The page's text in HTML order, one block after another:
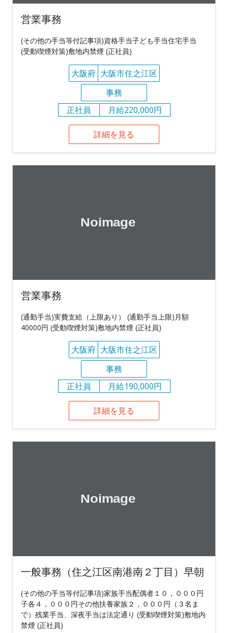
営業事務
(その他の手当等付記事項)資格手当子ども手当住宅手当
(受動喫煙対策)敷地内禁煙 (正社員)
大阪府 大阪市住之江区
事務
正社員
月給220,000円
詳細を見る
営業事務
(通勤手当)実費支給（上限あり） (通勤手当上限)月額
40000円 (受動喫煙対策)敷地内禁煙 (正社員)
大阪府 大阪市住之江区
事務
正社員
月給190,000円
詳細を見る
一般事務（住之江区南港南２丁目）早朝
(その他の手当等付記事項)家族手当配偶者１０，０００円
子各４，０００円その他扶養家族２，０００円（３名ま
で）残業手当、深夜手当は法定通り (受動喫煙対策)敷地内
禁煙 (正社員)